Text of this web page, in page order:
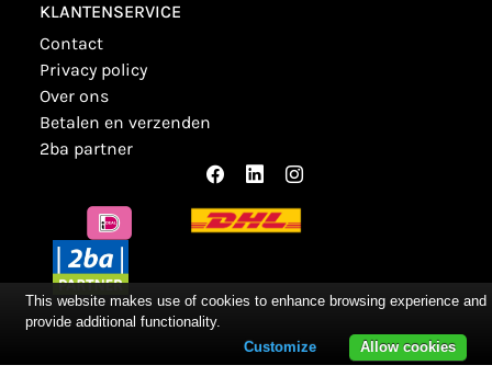
KLANTENSERVICE
contact
privacy policy
over ons
betalen en verzenden
2ba partner
This website makes use of cookies to enhance browsing experience and
provide additional functionality.
Allow cookies
Customize